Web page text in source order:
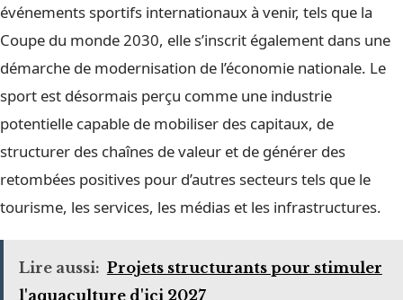
événements sportifs internationaux à venir, tels que la
Coupe du monde 2030, elle s’inscrit également dans une
démarche de modernisation de l’économie nationale. Le
sport est désormais perçu comme une industrie
potentielle capable de mobiliser des capitaux, de
structurer des chaînes de valeur et de générer des
retombées positives pour d’autres secteurs tels que le
tourisme, les services, les médias et les infrastructures.
Lire aussi: Projets structurants pour stimuler
l'aquaculture d'ici 2027